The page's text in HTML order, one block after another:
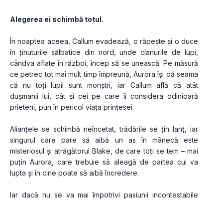
Alegerea ei schimbă totul.
În noaptea aceea, Callum evadează, o răpește și o duce
în ținuturile sălbatice din nord, unde clanurile de lupi,
cândva aflate în război, încep să se unească. Pe măsură
ce petrec tot mai mult timp împreună, Aurora își dă seama
că nu toți lupii sunt monștri, iar Callum află că atât
dușmanii lui, cât și cei pe care îi considera odinioară
prieteni, pun în pericol viața prințesei.
Alianțele se schimbă neîncetat, trădările se țin lanț, iar
singurul care pare să aibă un as în mânecă este
misteriosul și atrăgătorul Blake, de care toți se tem – mai
puțin Aurora, care trebuie să aleagă de partea cui va
lupta și în cine poate să aibă încredere.
Iar dacă nu se va mai împotrivi pasiunii incontestabile